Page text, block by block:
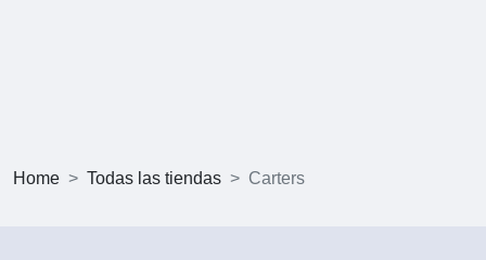
Home Todas las tiendas Carters